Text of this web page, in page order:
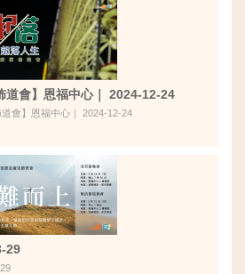
道會】恩福中心｜ 2024-12-24
會】恩福中心｜ 2024-12-24
29